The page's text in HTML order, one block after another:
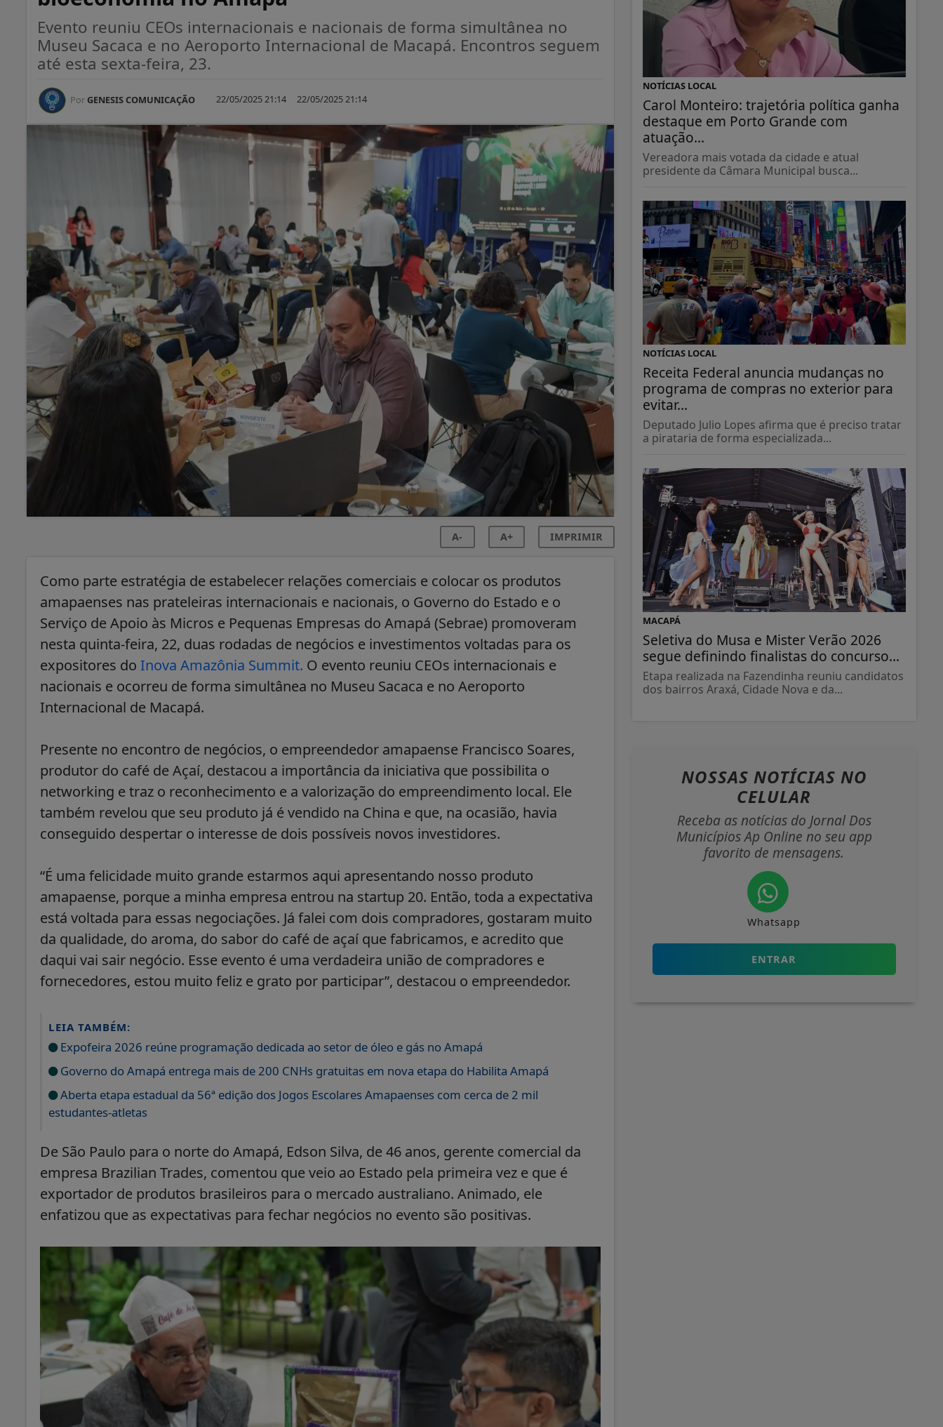
Evento reuniu CEOs internacionais e nacionais de forma simultânea no
Museu Sacaca e no Aeroporto Internacional de Macapá. Encontros seguem
até esta sexta-feira, 23.
Por GENESIS COMUNICAÇÃO 22/05/2025 21:14 22/05/2025 21:14
A- A+ IMPRIMIR
Como parte estratégia de estabelecer relações comerciais e colocar os produtos
amapaenses nas prateleiras internacionais e nacionais, o Governo do Estado e o
Serviço de Apoio às Micros e Pequenas Empresas do Amapá (Sebrae) promoveram
nesta quinta-feira, 22, duas rodadas de negócios e investimentos voltadas para os
expositores do Inova Amazônia Summit. O evento reuniu CEOs internacionais e
nacionais e ocorreu de forma simultânea no Museu Sacaca e no Aeroporto
Internacional de Macapá.
Presente no encontro de negócios, o empreendedor amapaense Francisco Soares,
produtor do café de Açaí, destacou a importância da iniciativa que possibilita o
networking e traz o reconhecimento e a valorização do empreendimento local. Ele
também revelou que seu produto já é vendido na China e que, na ocasião, havia
conseguido despertar o interesse de dois possíveis novos investidores.
“É uma felicidade muito grande estarmos aqui apresentando nosso produto
amapaense, porque a minha empresa entrou na startup 20. Então, toda a expectativa
está voltada para essas negociações. Já falei com dois compradores, gostaram muito
da qualidade, do aroma, do sabor do café de açaí que fabricamos, e acredito que
daqui vai sair negócio. Esse evento é uma verdadeira união de compradores e
fornecedores, estou muito feliz e grato por participar”, destacou o empreendedor.
LEIA TAMBÉM:
Expofeira 2026 reúne programação dedicada ao setor de óleo e gás no Amapá
Governo do Amapá entrega mais de 200 CNHs gratuitas em nova etapa do Habilita Amapá
Aberta etapa estadual da 56ª edição dos Jogos Escolares Amapaenses com cerca de 2 mil
estudantes-atletas
De São Paulo para o norte do Amapá, Edson Silva, de 46 anos, gerente comercial da
empresa Brazilian Trades, comentou que veio ao Estado pela primeira vez e que é
exportador de produtos brasileiros para o mercado australiano. Animado, ele
enfatizou que as expectativas para fechar negócios no evento são positivas.
NOTÍCIAS LOCAL
Carol Monteiro: trajetória política ganha
destaque em Porto Grande com
atuação...
Vereadora mais votada da cidade e atual
presidente da Câmara Municipal busca...
NOTÍCIAS LOCAL
Receita Federal anuncia mudanças no
programa de compras no exterior para
evitar...
Deputado Julio Lopes afirma que é preciso tratar
a pirataria de forma especializada...
MACAPÁ
Seletiva do Musa e Mister Verão 2026
segue definindo finalistas do concurso...
Etapa realizada na Fazendinha reuniu candidatos
dos bairros Araxá, Cidade Nova e da...
NOSSAS NOTÍCIAS NO
CELULAR
Receba as notícias do Jornal Dos
Municípios Ap Online no seu app
favorito de mensagens.
Whatsapp
ENTRAR